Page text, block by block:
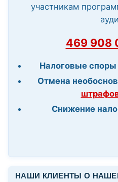
участникам
469 908
Налоговые
Отмена
Снижение
НАШИ КЛИЕНТЫ О